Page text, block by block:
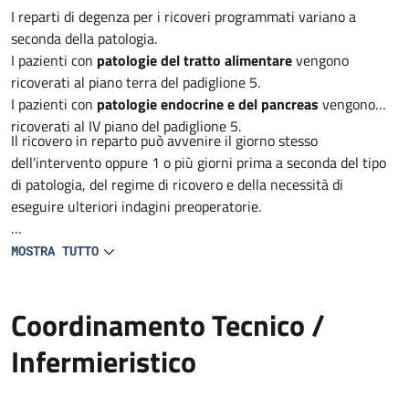
Descrizione
I reparti di degenza per i ricoveri programmati variano a
seconda della patologia.
I pazienti con patologie del tratto alimentarevengono
ricoverati al piano terra del padiglione 5.
I pazienti con patologie endocrine e del pancreas vengono
ricoverati al IV piano del padiglione 5.
Il ricovero in reparto può avvenire il giorno stesso
dell'intervento oppure 1 o più giorni prima a seconda del tipo
di patologia, del regime di ricovero e della necessità di
eseguire ulteriori indagini preoperatorie.
L'immediato periodo postoperatorio è solitamente svolto nel
MOSTRA TUTTO
Coordinamento Tecnico /
Infermieristico